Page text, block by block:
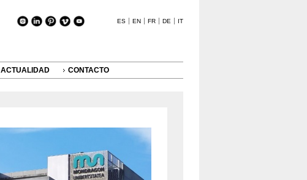
ES EN FR DE IT
ACTUALIDAD CONTACTO